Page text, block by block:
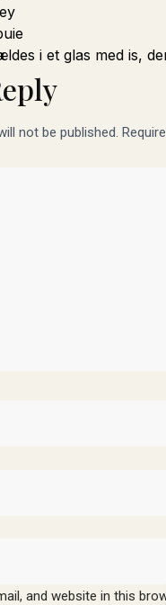
i et glas med is,
not be published.
and website in this